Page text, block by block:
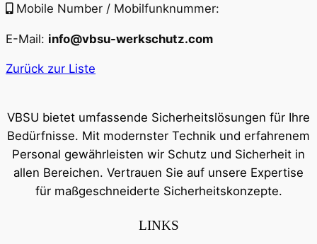
Mobile Number / Mobilfunknummer:
E-Mail: info@vbsu-werkschutz.com
Zurück zur Liste
VBSU bietet umfassende Sicherheitslösungen für Ihre
Bedürfnisse. Mit modernster Technik und erfahrenem
Personal gewährleisten wir Schutz und Sicherheit in
allen Bereichen. Vertrauen Sie auf unsere Expertise
für maßgeschneiderte Sicherheitskonzepte.
LINKS